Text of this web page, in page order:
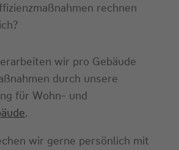
rechnen
wir pro Gebäude
durch unsere
für Wohn- und
.
wir gerne persönlich mit